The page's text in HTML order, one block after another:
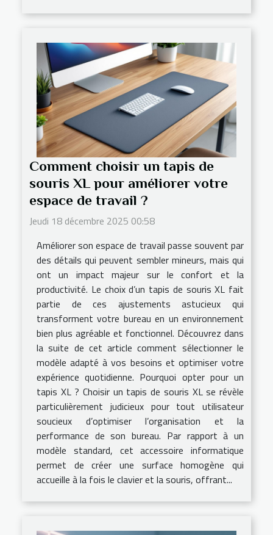
Comment choisir un tapis de
souris XL pour améliorer votre
espace de travail ?
Jeudi 18 décembre 2025 00:58
Améliorer son espace de travail passe souvent par
des détails qui peuvent sembler mineurs, mais qui
ont un impact majeur sur le confort et la
productivité. Le choix d’un tapis de souris XL fait
partie de ces ajustements astucieux qui
transforment votre bureau en un environnement
bien plus agréable et fonctionnel. Découvrez dans
la suite de cet article comment sélectionner le
modèle adapté à vos besoins et optimiser votre
expérience quotidienne. Pourquoi opter pour un
tapis XL ? Choisir un tapis de souris XL se révèle
particulièrement judicieux pour tout utilisateur
soucieux d’optimiser l’organisation et la
performance de son bureau. Par rapport à un
modèle standard, cet accessoire informatique
permet de créer une surface homogène qui
accueille à la fois le clavier et la souris, offrant...